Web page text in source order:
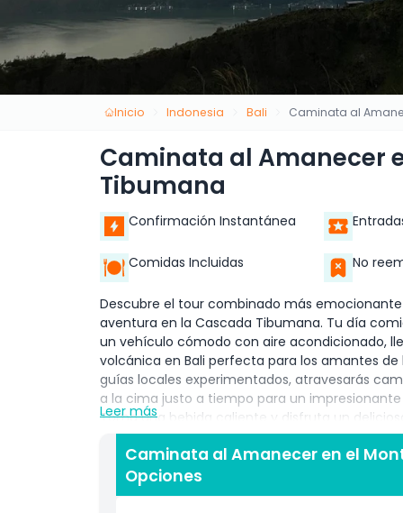
Inicio Indonesia Bali Caminata al
Caminata al Amanecer
Tibumana
Confirmación Instantánea
Comidas Incluidas No
Descubre el tour combinado más
aventura en la Cascada Tibumana. Tu día
un vehículo cómodo con aire acondicionado,
volcánica en Bali perfecta para los amantes
guías locales experimentados, atravesarás
a la cima justo a tiempo para un
Toma una bebida caliente y disfruta un
cielo encenderse con vibrantes tonos
tour de trekking en Bali hacia la tranquila
tropical, la cascada cae en una piscina de
fotos inolvidables. Explora los senderos
Leer más
Caminata al Amanecer en el
Opciones